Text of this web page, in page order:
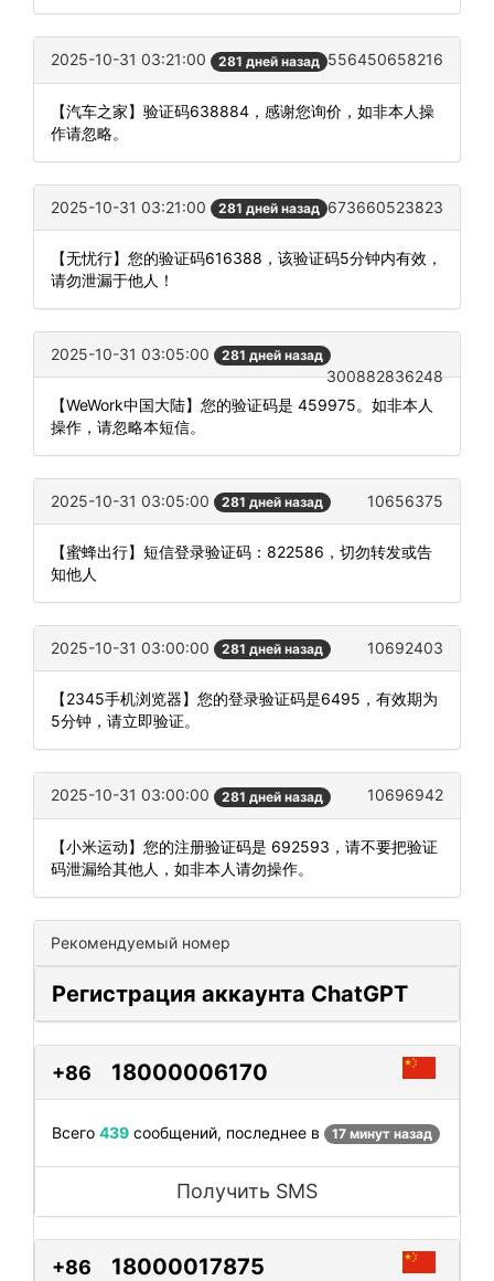
2025-10-31 03:21:00 281 дней назад 556450658216
【汽车之家】验证码638884，感谢您询价，如非本人操
作请忽略。
2025-10-31 03:21:00 281 дней назад 673660523823
【无忧行】您的验证码616388，该验证码5分钟内有效，
请勿泄漏于他人！
2025-10-31 03:05:00 281 дней назад
300882836248
【WeWork中国大陆】您的验证码是 459975。如非本人
操作，请忽略本短信。
2025-10-31 03:05:00 281 дней назад 10656375
【蜜蜂出行】短信登录验证码：822586，切勿转发或告
知他人
2025-10-31 03:00:00 281 дней назад 10692403
【2345手机浏览器】您的登录验证码是6495，有效期为
5分钟，请立即验证。
2025-10-31 03:00:00 281 дней назад 10696942
【小米运动】您的注册验证码是 692593，请不要把验证
码泄漏给其他人，如非本人请勿操作。
Рекомендуемый номер
Регистрация аккаунта ChatGPT
+86 18000006170
Всего 439 сообщений, последнее в 17 минут назад
Получить SMS
+86 18000017875